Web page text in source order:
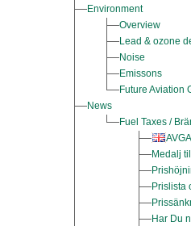
Environment
Overview
Lead & ozone
Noise
Emissons
Future Aviation
News
Fuel Taxes /
Medalj
Prislista
Har Du